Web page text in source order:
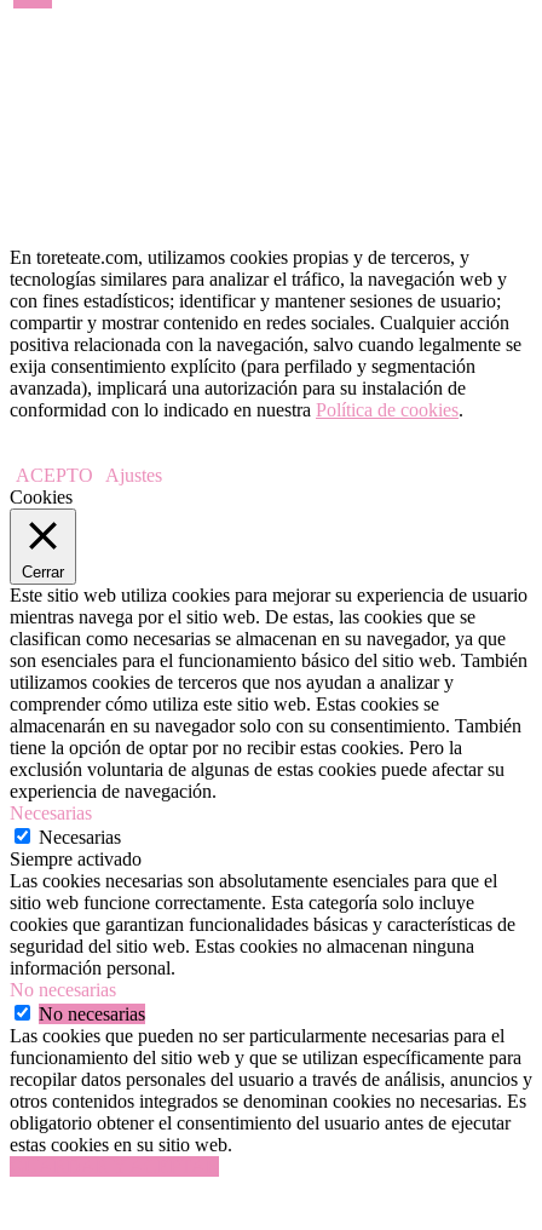
En toreteate.com, utilizamos cookies propias y de terceros, y
tecnologías similares para analizar el tráfico, la navegación web y
con fines estadísticos; identificar y mantener sesiones de usuario;
compartir y mostrar contenido en redes sociales. Cualquier acción
positiva relacionada con la navegación, salvo cuando legalmente se
exija consentimiento explícito (para perfilado y segmentación
avanzada), implicará una autorización para su instalación de
conformidad con lo indicado en nuestra Política de cookies.
ACEPTO
Ajustes
Cookies
Cerrar
Este sitio web utiliza cookies para mejorar su experiencia de usuario
mientras navega por el sitio web. De estas, las cookies que se
clasifican como necesarias se almacenan en su navegador, ya que
son esenciales para el funcionamiento básico del sitio web. También
utilizamos cookies de terceros que nos ayudan a analizar y
comprender cómo utiliza este sitio web. Estas cookies se
almacenarán en su navegador solo con su consentimiento. También
tiene la opción de optar por no recibir estas cookies. Pero la
exclusión voluntaria de algunas de estas cookies puede afectar su
experiencia de navegación.
Necesarias
Necesarias
Siempre activado
Las cookies necesarias son absolutamente esenciales para que el
sitio web funcione correctamente. Esta categoría solo incluye
cookies que garantizan funcionalidades básicas y características de
seguridad del sitio web. Estas cookies no almacenan ninguna
información personal.
No necesarias
No necesarias
Las cookies que pueden no ser particularmente necesarias para el
funcionamiento del sitio web y que se utilizan específicamente para
recopilar datos personales del usuario a través de análisis, anuncios y
otros contenidos integrados se denominan cookies no necesarias. Es
obligatorio obtener el consentimiento del usuario antes de ejecutar
estas cookies en su sitio web.